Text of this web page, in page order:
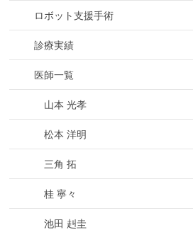
ロボット支援手術
診療実績
医師一覧
山本 光孝
松本 洋明
三角 拓
桂 寧々
池田 赳圭